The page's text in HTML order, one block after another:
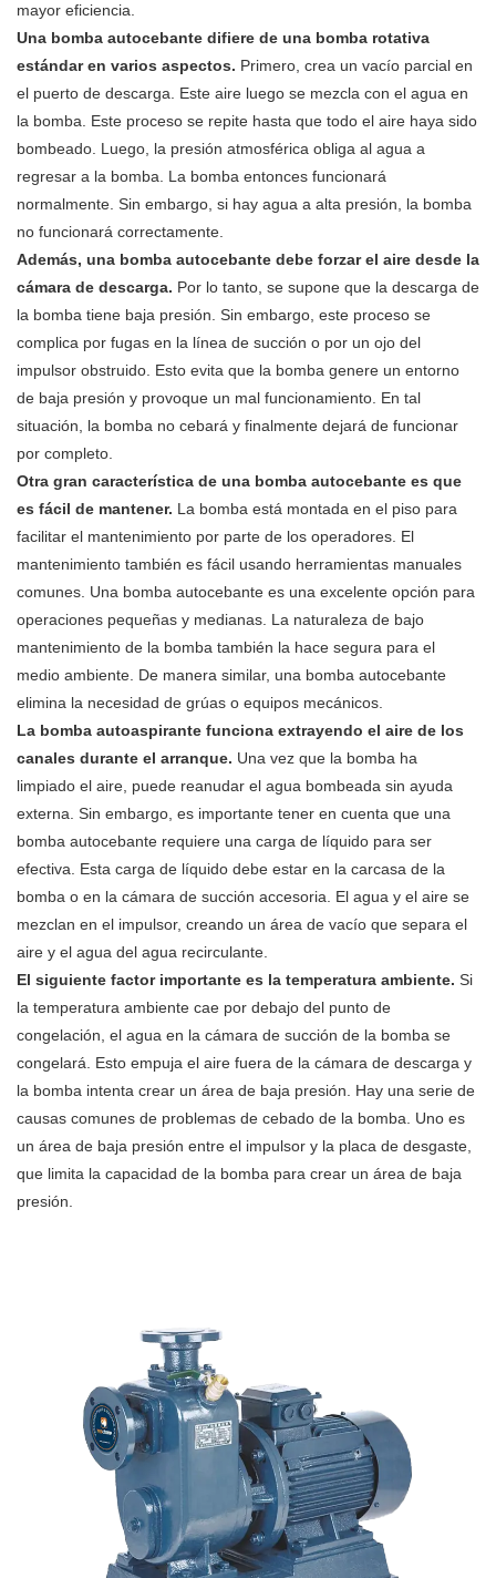
mayor eficiencia.
Una bomba autocebante difiere de una bomba rotativa
estándar en varios aspectos. Primero, crea un vacío parcial en
el puerto de descarga. Este aire luego se mezcla con el agua en
la bomba. Este proceso se repite hasta que todo el aire haya sido
bombeado. Luego, la presión atmosférica obliga al agua a
regresar a la bomba. La bomba entonces funcionará
normalmente. Sin embargo, si hay agua a alta presión, la bomba
no funcionará correctamente.
Además, una bomba autocebante debe forzar el aire desde la
cámara de descarga. Por lo tanto, se supone que la descarga de
la bomba tiene baja presión. Sin embargo, este proceso se
complica por fugas en la línea de succión o por un ojo del
impulsor obstruido. Esto evita que la bomba genere un entorno
de baja presión y provoque un mal funcionamiento. En tal
situación, la bomba no cebará y finalmente dejará de funcionar
por completo.
Otra gran característica de una bomba autocebante es que
es fácil de mantener. La bomba está montada en el piso para
facilitar el mantenimiento por parte de los operadores. El
mantenimiento también es fácil usando herramientas manuales
comunes. Una bomba autocebante es una excelente opción para
operaciones pequeñas y medianas. La naturaleza de bajo
mantenimiento de la bomba también la hace segura para el
medio ambiente. De manera similar, una bomba autocebante
elimina la necesidad de grúas o equipos mecánicos.
La bomba autoaspirante funciona extrayendo el aire de los
canales durante el arranque. Una vez que la bomba ha
limpiado el aire, puede reanudar el agua bombeada sin ayuda
externa. Sin embargo, es importante tener en cuenta que una
bomba autocebante requiere una carga de líquido para ser
efectiva. Esta carga de líquido debe estar en la carcasa de la
bomba o en la cámara de succión accesoria. El agua y el aire se
mezclan en el impulsor, creando un área de vacío que separa el
aire y el agua del agua recirculante.
El siguiente factor importante es la temperatura ambiente. Si
la temperatura ambiente cae por debajo del punto de
congelación, el agua en la cámara de succión de la bomba se
congelará. Esto empuja el aire fuera de la cámara de descarga y
la bomba intenta crear un área de baja presión. Hay una serie de
causas comunes de problemas de cebado de la bomba. Uno es
un área de baja presión entre el impulsor y la placa de desgaste,
que limita la capacidad de la bomba para crear un área de baja
presión.